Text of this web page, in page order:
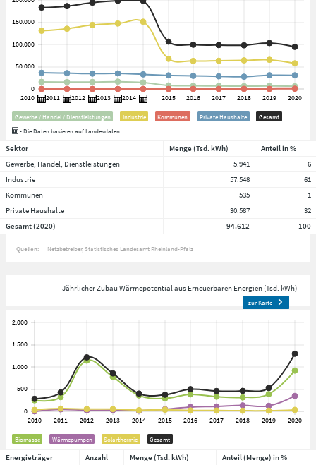
Gewerbe / Handel / Dienstleistungen Industrie Kommunen Private Haushalte
Gesamt
- Die Daten basieren auf Landesdaten.
Sektor Menge (Tsd. kWh)
Anteil in %
Gewerbe, Handel, Dienstleistungen
5.941
6
Industrie
57.548
61
Kommunen
535
1
Private Haushalte
30.587
32
Gesamt (2020)
94.612 100
Quellen: Netzbetreiber Statistisches Landesamt Rheinland-Pfalz
Jährlicher Zubau Wärmepotential aus Erneuerbaren Energien (Tsd. kWh)
zur Karte
Biomasse Wärmepumpen Solarthermie Gesamt
Energieträger Anzahl Menge (Tsd. kWh)
Anteil (Menge) in %